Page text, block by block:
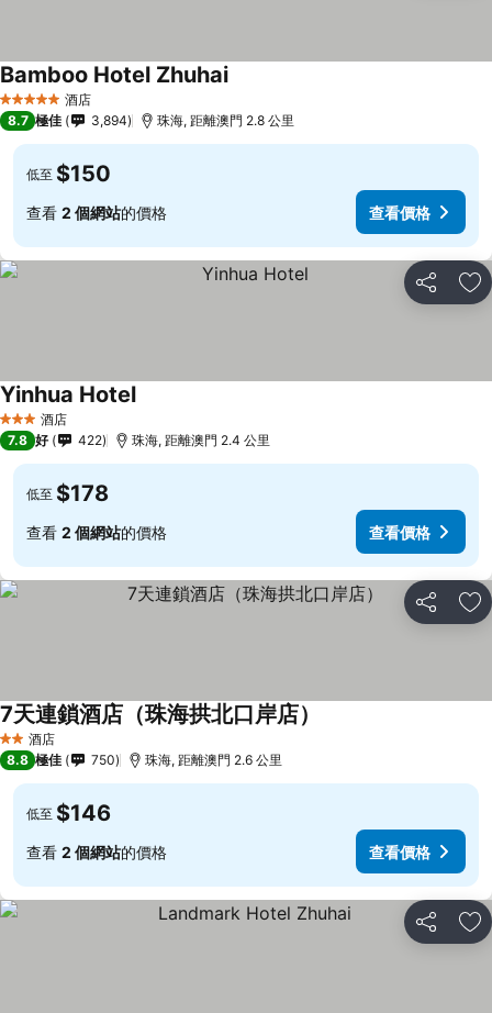
5 星級 酒店
Bamboo Hotel Zhuhai查看價格
8.7 極佳 3,894 珠海, 距離澳門 2.8 公里
低至 $150
查看 2 個網站的價格 查看價格
分享 放
3 星級 酒店
Yinhua Hotel查看價格
7.8 好 422 珠海, 距離澳門 2.4 公里
低至 $178
查看 2 個網站的價格 查看價格
分享 放
2 星級酒店
7天連鎖酒店（珠海拱北口岸店）
8.8 極佳 750 珠海, 距離澳門 2.6 公里
低至 $146
查看 2 個網站的價格 查看價格
分享 放